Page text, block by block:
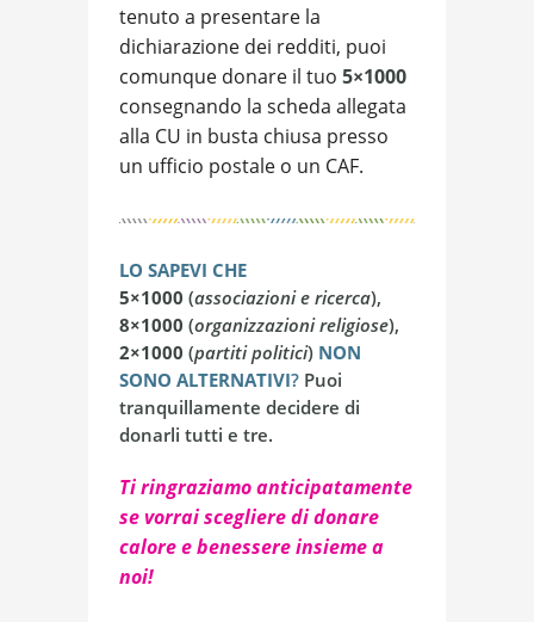
tenuto a presentare la
dichiarazione dei redditi, puoi
comunque donare il tuo 5×1000
consegnando la scheda allegata
alla CU in busta chiusa presso
un ufficio postale o un CAF.
LO SAPEVI CHE
5×1000 (associazioni e ricerca),
8×1000 (organizzazioni religiose),
2×1000 (partiti politici) NON
SONO ALTERNATIVI? Puoi
tranquillamente decidere di
donarli tutti e tre.
Ti ringraziamo anticipatamente
se vorrai scegliere di donare
calore e benessere insieme a
noi!